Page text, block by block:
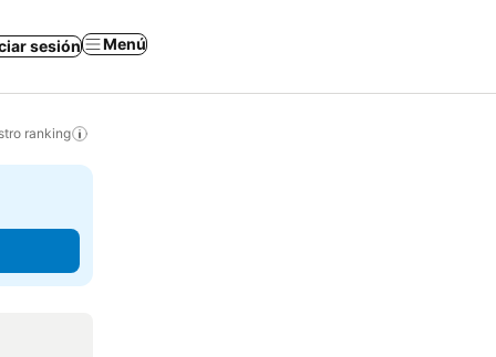
sesión Menú
ranking